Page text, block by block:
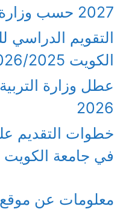
2027 حسب وزارة التربية
التقويم الدراسي
الكويت 2026/2025
عطل وزارة
2026
خطوات التقديم
في جامعة الكويت
معلومات عن